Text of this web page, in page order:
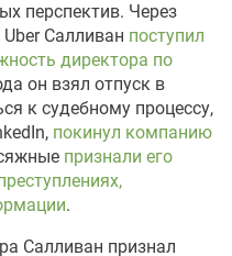
перспектив. Через
Салливан поступил
директора по
он взял отпуск в
к судебному процессу,
покинул компанию
признали его
.
Салливан признал